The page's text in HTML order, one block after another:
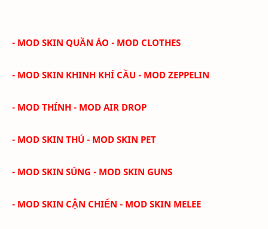
- MOD SKIN QUẦN ÁO - MOD CLOTHES
- MOD SKIN KHINH KHÍ CẦU - MOD ZEPPELIN
- MOD THÍNH - MOD AIR DROP
- MOD SKIN THÚ - MOD SKIN PET
- MOD SKIN SÚNG - MOD SKIN GUNS
- MOD SKIN CẬN CHIẾN - MOD SKIN MELEE